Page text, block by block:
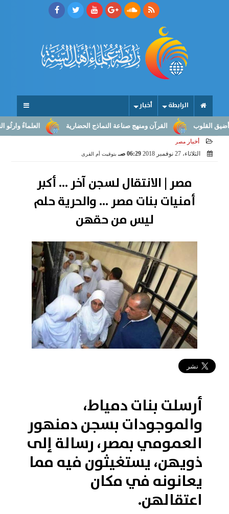
الرابطة أخبار
العلماءُ وارثُو القرآن ومنهج صناعة النماذج الحضارية
أخبار مصر
الثلاثاء، 27 نوفمبر 2018 06:29 صـ بتوقيت أم القرى
مصر | الانتقال لسجن آخر ... أكبر
أمنيات بنات مصر ... والحرية حلم
ليس من حقهن
أرسلت بنات دمياط،
والموجودات بسجن دمنهور
العمومي بمصر، رسالة إلى
ذويهن، يستغيثون فيه مما
يعانونه في مكان
اعتقالهن.